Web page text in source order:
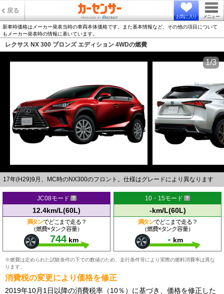
戻る
お気に入り メニュー
新車時価格はメーカー発表当時の車両本体価格です。また基本情報など、その他の項目について
もメーカー発表時の情報に基いています。
レクサス NX 300 ブロンズ エディション 4WDの燃費
17年(H29)9月、MC時のNX300のフロント。仕様はグレードにより異なります
1/3
JC08モード
12.4km/L(60L)
満タンでどこまで走る？
（燃費×タンク容量）
744 km
10・15モード
-km/L(60L)
満タンでどこまで走る？
（燃費×タンク容量）
- km
※燃費は定められた試験条件の下での数値のため、走行条件等により実際の燃料消費率は異な
ります。
消費税の変更により価格を修正
2019年10月1日以降の消費税率（10％）に基づき、価格を修正した